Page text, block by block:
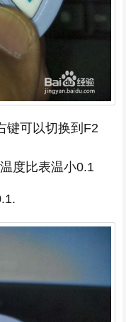
键可以切换到F2
度比表温小0.1